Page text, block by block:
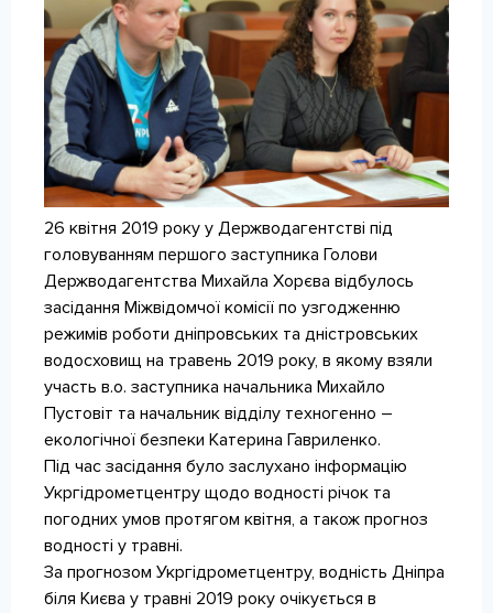
26 квітня 2019 року у Держводагентстві під
головуванням першого заступника Голови
Держводагентства Михайла Хорєва відбулось
засідання Міжвідомчої комісії по узгодженню
режимів роботи дніпровських та дністровських
водосховищ на травень 2019 року, в якому взяли
участь в.о. заступника начальника Михайло
Пустовіт та начальник відділу техногенно –
екологічної безпеки Катерина Гавриленко.
Під час засідання було заслухано інформацію
Укргідрометцентру щодо водності річок та
погодних умов протягом квітня, а також прогноз
водності у травні.
За прогнозом Укргідрометцентру, водність Дніпра
біля Києва у травні 2019 року очікується в